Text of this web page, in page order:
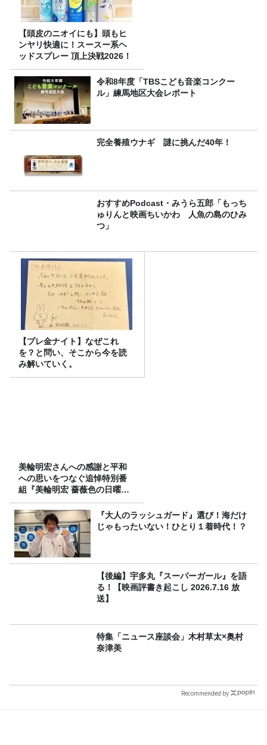
【頭皮のニオイにも】頭もヒ
ンヤリ快適に！スースー系ヘ
ッドスプレー 頂上決戦2026！
令和8年度「TBSこども音楽コンクー
ル」練馬地区大会レポート
完全養殖ウナギ 謎に挑んだ40年！
おすすめPodcast・みうら五郎「もっち
ゅりんと映画ちいかわ 人魚の島のひみ
つ」
【プレ金ナイト】なぜこれ
を？と問い、そこから今を読
み解いていく。
美輪明宏さんへの感謝と平和
への思いをつなぐ追悼特別番
組『美輪明宏 薔薇色の日曜日
～ごきげんよう、ルンルン
～』8/9（日）16時放送『大人のラッシュガード』選び！海だけ
じゃもったいない！ひとり１着時代！？
【後編】宇多丸『スーパーガール』を語
る！【映画評書き起こし 2026.7.16 放
送】
特集「ニュース座談会」木村草太×奥村
奈津美
Recommended by